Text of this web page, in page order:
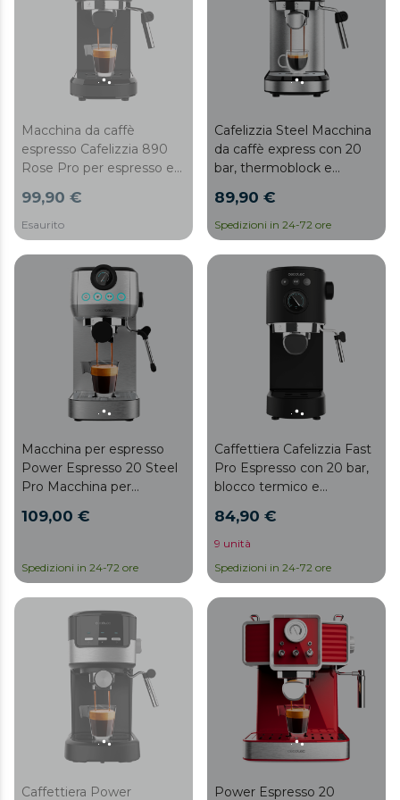
Accessorio filtro per
Macchina da caffè
espresso Cafelizzia 890
Rose Pro per espresso e
sistema di rapido
riscaldamento mediante
Thermoblock, 20 bar,
Modalità Auto per 1 e 2
caffè, vaporizzatore
orientabile e canale
d’acqua per infusi e
manometro per misurare
99,90 €
Esaurito
Cafelizzia Steel Macchina
da caffè express con 20
bar, thermoblock e
89,90 €
Spedizioni in 24-72 ore
Macchina per espresso
Power Espresso 20 Steel
Pro Macchina per
thermoblock e
109,00 €
Spedizioni in 24-72 ore
Caffettiera Cafelizzia Fast
Pro Espresso con 20 bar,
blocco termico e
84,90 €
9 unità
Spedizioni in 24-72 ore
Caffettiera Power Power Espresso 20